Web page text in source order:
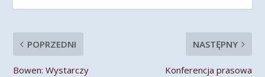
POPRZEDNI
Bowen: Wystarczy
NASTĘPNY
Konferencja prasowa